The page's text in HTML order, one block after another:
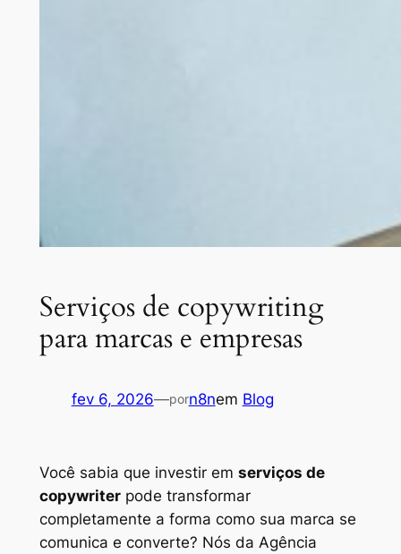
Serviços de copywriting
para marcas e empresas
fev 6, 2026—porn8nem Blog
Você sabia que investir em serviços de
copywriterpode transformar
completamente a forma como sua marca se
comunica e converte? Nós da Agência